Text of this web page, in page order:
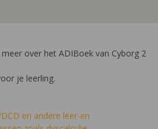
over het ADIBoek van Cyborg 2
je leerling.
en andere leer-en